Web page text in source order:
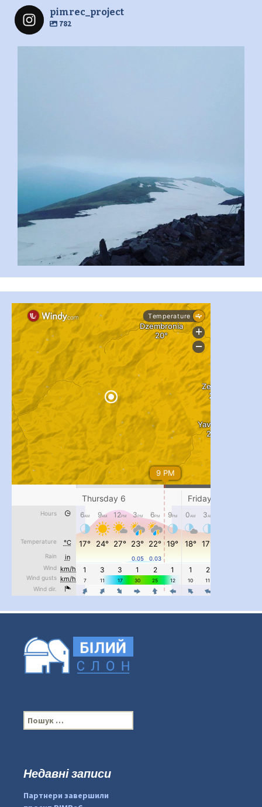
pimrec_project
782
...
pimrec_project
#PipIvanToday...
#PipIvanToday
pimrec_project
П
о
:Недавні записи
Партнери завершили